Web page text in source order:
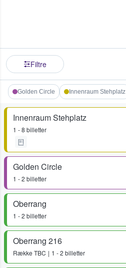
Filtre
Golden Circle Innenraum Stehplatz
Innenraum Stehplatz
1 - 8 billetter
Golden Circle
1 - 2 billetter
Oberrang
1 - 2 billetter
Oberrang 216
Række TBC 1 - 2 billetter